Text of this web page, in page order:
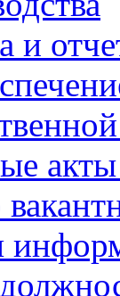
и
акты